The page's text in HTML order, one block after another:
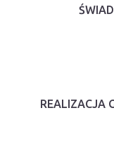
REALIZACJA